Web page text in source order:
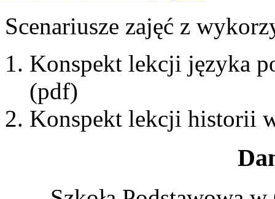
Scenariusze zajęć z
Konspekt lekcji języka
(pdf)
Konspekt lekcji historii